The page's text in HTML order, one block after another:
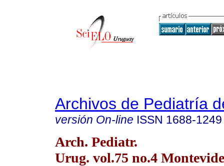
Archivos de Pediatría
versión On-line ISSN 1688-1249
Arch. Pediatr.
Urug. vol.75 no.4